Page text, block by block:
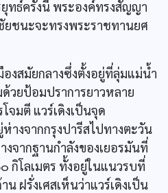
ทธ์ครั้งนี้ พระองค์ทรงสัญญา
ชนะจะทรงพระราชทานยศ
องสมัยกลางซึ่งตั้งอยู่ที่ลุ่มแม่น้ำ
วยป้อมปราการยาวหลาย
จมตี แวร์เดิงเป็นจุด
างจากกรุงปารีสไปทางตะวัน
จากฐานกำลังของเยอรมันที่
กิโลเมตร ทั้งอยู่ในแนวรบที่
ฝรั่งเศสเห็นว่าแวร์เดิงเป็น